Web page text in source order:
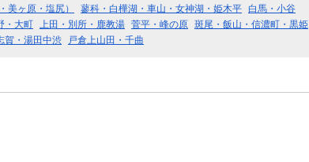
美ヶ原・塩尻） 蓼科・白樺湖・車山・女神湖・姫木平 白馬・小谷
・大町 上田・別所・鹿教湯 菅平・峰の原 斑尾・飯山・信濃町・黒姫
賀・湯田中渋 戸倉上山田・千曲